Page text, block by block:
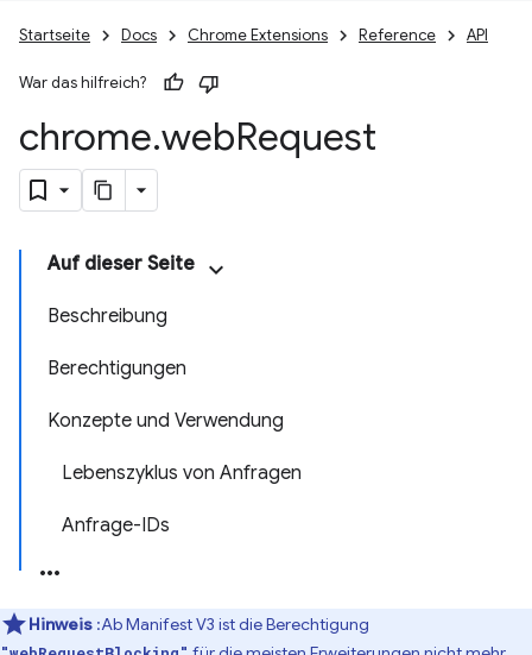
Startseite Docs Chrome Extensions Reference API
War das hilfreich?
chrome.webRequest
Auf dieser Seite
Beschreibung
Berechtigungen
Konzepte und Verwendung
Lebenszyklus von Anfragen
Anfrage-IDs
Hinweis :Ab Manifest V3 ist die Berechtigung